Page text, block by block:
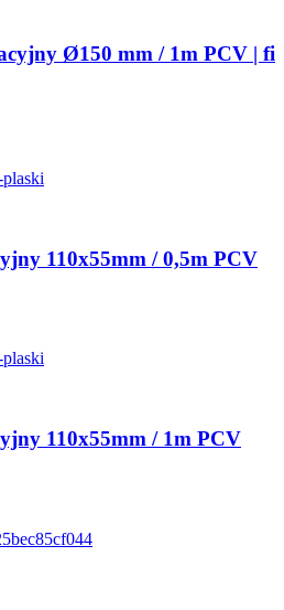
Ø150 mm / 1m PCV | fi
110x55mm / 0,5m PCV
110x55mm / 1m PCV